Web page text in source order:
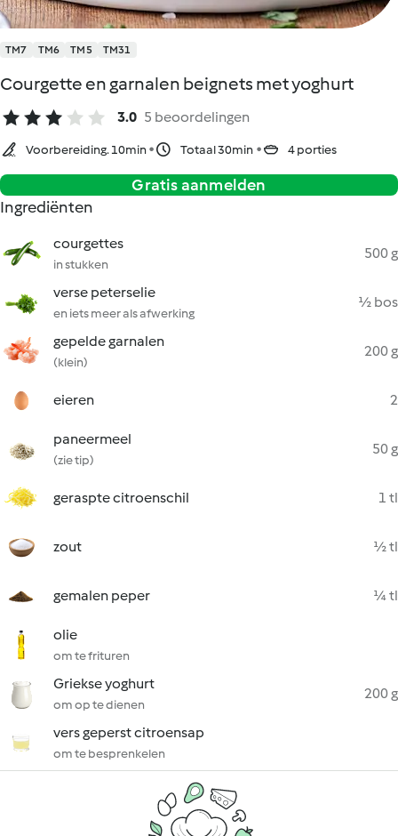
TM7 TM6 TM5 TM31
Courgette en garnalen beignets met yoghurt
3.0 5 beoordelingen
Voorbereiding. 10min Totaal 30min 4 porties
Gratis aanmelden
Ingrediënten
courgettes
in stukken
500 g
verse peterselie
en iets meer als afwerking
½ bos
gepelde garnalen
(klein)
200 g
eieren 2
paneermeel
(zie tip)
50 g
geraspte citroenschil 1 tl
zout ½ tl
gemalen peper ¼ tl
olie
om te frituren
Griekse yoghurt
om op te dienen
200 g
vers geperst citroensap
om te besprenkelen